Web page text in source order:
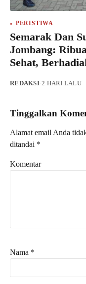
PERISTIWA
Semarak Dan
Jombang:
Sehat,
REDAKSI·2 HARI LALU
Tinggalkan
Alamat email Anda
ditandai *
Komentar
Nama *